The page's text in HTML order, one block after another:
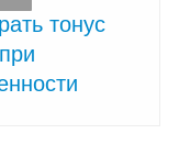
тонус